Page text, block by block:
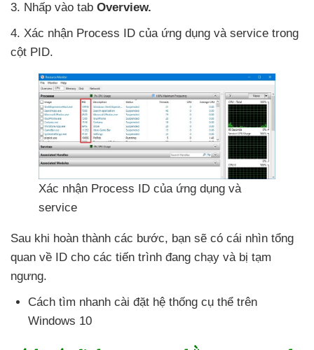
3. Nhấp vào tab Overview.
4. Xác nhận Process ID của ứng dụng và service trong
cột PID.
Xác nhận Process ID của ứng dụng và
service
Sau khi hoàn thành các bước, bạn sẽ có cái nhìn tổng
quan về ID cho các tiến trình đang chạy và bị tạm
ngưng.
Cách tìm nhanh cài đặt hệ thống cụ thể trên
Windows 10